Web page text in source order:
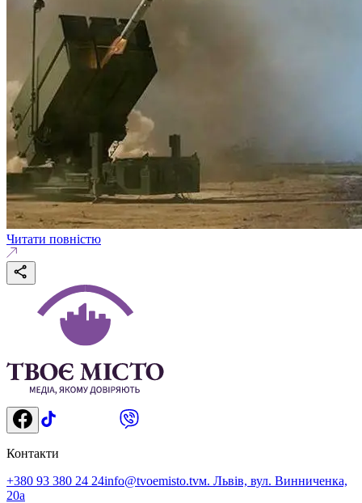
Читати повністю
Контакти
+380 93 380 24 24info@tvoemisto.tvм. Львів, вул. Винниченка,
20а